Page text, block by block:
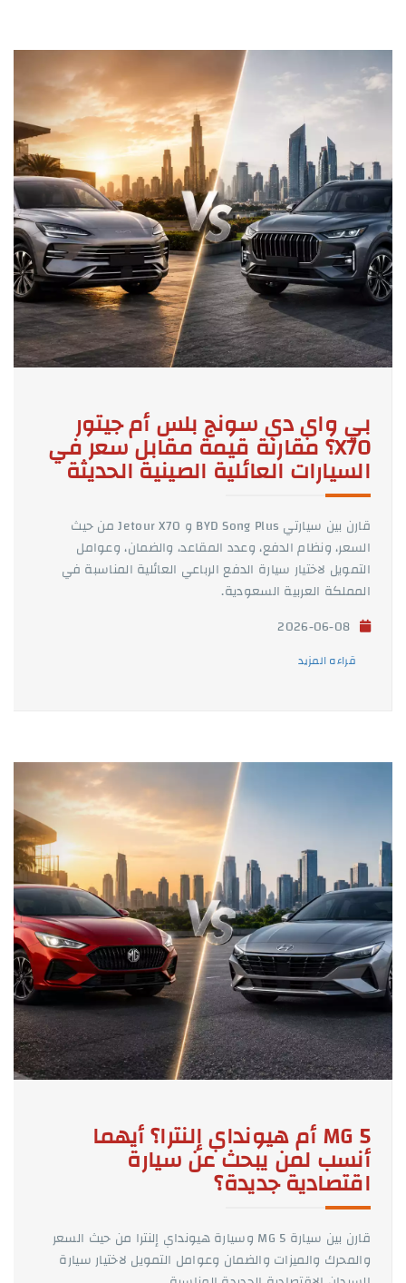
بي واي دي سونج بلس أم جيتور
X70؟ مقارنة قيمة مقابل سعر في
السيارات العائلية الصينية الحديثة
قارن بين سيارتي BYD Song Plus و Jetour X70 من حيث
السعر، ونظام الدفع، وعدد المقاعد، والضمان، وعوامل
التمويل لاختيار سيارة الدفع الرباعي العائلية المناسبة في
المملكة العربية السعودية.
قراءه المزيد
MG 5 أم هيونداي إلنترا؟ أيهما
أنسب لمن يبحث عن سيارة
اقتصادية جديدة؟
قارن بين سيارة MG 5 وسيارة هيونداي إلنترا من حيث السعر
والمحرك والميزات والضمان وعوامل التمويل لاختيار سيارة